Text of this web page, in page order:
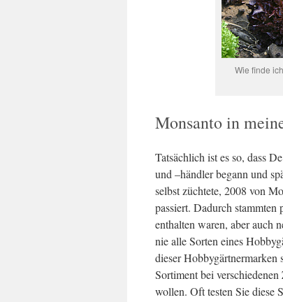
Wie finde
Monsanto in
Tatsächlich ist es so, dass
und –händler begann und
selbst züchtete, 2008 von
passiert. Dadurch
enthalten waren, aber auch
nie alle Sorten eines
dieser Hobbygärtnermarken
Sortiment bei
wollen. Oft testen Sie diese